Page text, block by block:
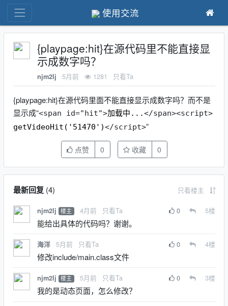
使用交流
{playpage:hit}在源代码里不能直接显
示成数字吗？
njm2lj 5月前 1281 只看Ta
{playpage:hit}在源代码里面不能直接显示成数字吗？而不是
显示成“<span id="hit">加载中...</span><script>
getVideoHit('51470')</script>”
点赞 0 收藏 0
最新回复(4) 只看楼主
njm2lj 楼主 4月前 只看Ta 0 5楼
能给出具体的代码吗？谢谢。
海洋 5月前 只看Ta 0 4楼
修改include/main.class文件
njm2lj 楼主 5月前 只看Ta 0 3楼
我的是动态页面，怎么修改？